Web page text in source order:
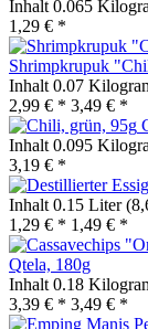
Inhalt 0.065
1,29 € *
Shrimpkrupuk
Inhalt 0.07
2,99 € * 3,49 € *
Inhalt 0.095
3,19 € *
Inhalt 0.15 Liter
1,29 € * 1,49 € *
Qtela, 180g
Inhalt 0.18
3,39 € * 3,49 € *